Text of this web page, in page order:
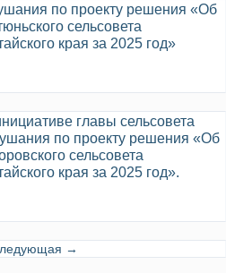
по проекту решения «Об
сельсовета
края за 2025 год»
главы сельсовета
по проекту решения «Об
сельсовета
края за 2025 год».
→